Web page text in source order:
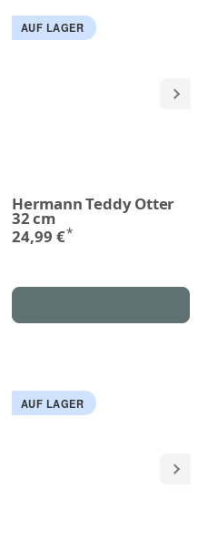
AUF LAGER
Hermann Teddy Otter
32 cm
24,99 €*
AUF LAGER